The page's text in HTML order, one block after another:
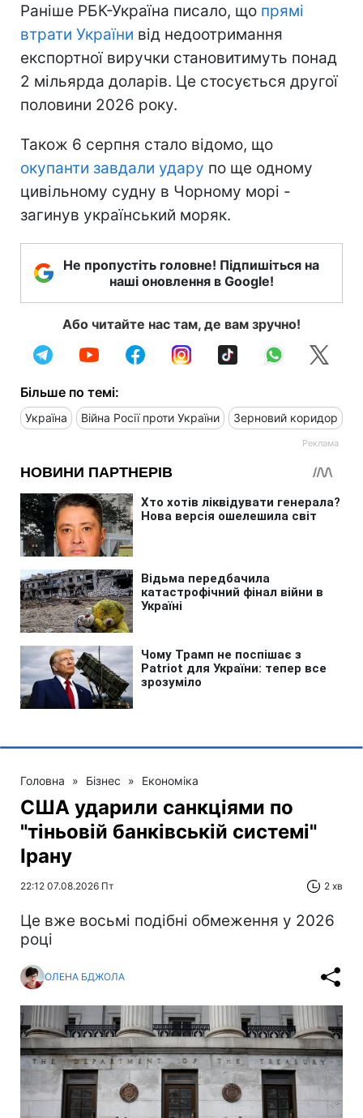
Раніше РБК-Україна писало, що прямі
втрати України від недоотримання
експортної виручки становитимуть понад
2 мільярда доларів. Це стосується другої
половини 2026 року.
Також 6 серпня стало відомо, що
окупанти завдали удару по ще одному
цивільному судну в Чорному морі -
загинув український моряк.
Не пропустіть головне! Підпишіться на
наші оновлення в Google!
Або читайте нас там, де вам зручно!
Більше по темі:
Україна Війна Росії проти України Зерновий коридор
Головна » Бізнес » Економіка
США ударили санкціями по
"тіньовій банківській системі"
Ірану
22:12 07.08.2026 Пт 2 хв
Це вже восьмі подібні обмеження у 2026
році
ОЛЕНА БДЖОЛА